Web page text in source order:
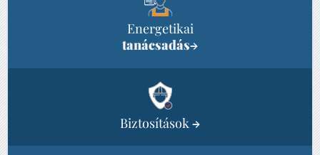
Energetikai
tanácsadás→
Biztosítások →